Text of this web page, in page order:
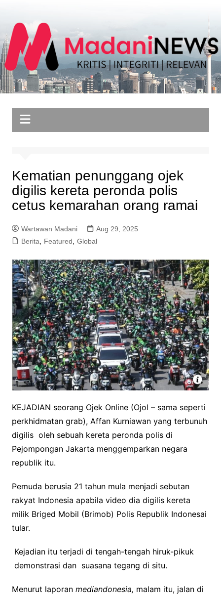
content
Kematian penunggang ojek
digilis kereta peronda polis
cetus kemarahan orang ramai
Wartawan Madani
Aug 29, 2025
Berita, Featured, Global
KEJADIAN seorang Ojek Online (Ojol – sama seperti
perkhidmatan grab), Affan Kurniawan yang terbunuh
digilis oleh sebuah kereta peronda polis di
Pejompongan Jakarta menggemparkan negara
republik itu.
Pemuda berusia 21 tahun mula menjadi sebutan
rakyat Indonesia apabila video dia digilis kereta
milik Briged Mobil (Brimob) Polis Republik Indonesai
tular.
Kejadian itu terjadi di tengah-tengah hiruk-pikuk
demonstrasi dan suasana tegang di situ.
Menurut laporan mediandonesia, malam itu, jalan di